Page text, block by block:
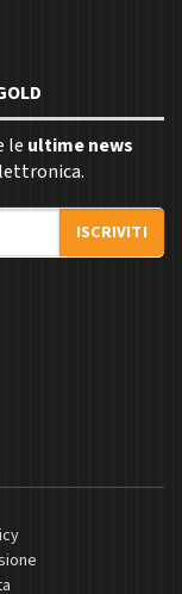
le ultime news
ISCRIVITI